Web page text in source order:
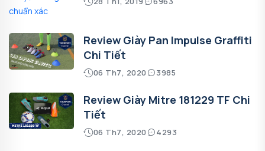
Review Giày Pan Impulse Graffiti
Chi Tiết
06 Th7, 2020 3985
Review Giày Mitre 181229 TF Chi
Tiết
06 Th7, 2020 4293